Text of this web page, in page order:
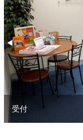
Previous
◀︎
受付